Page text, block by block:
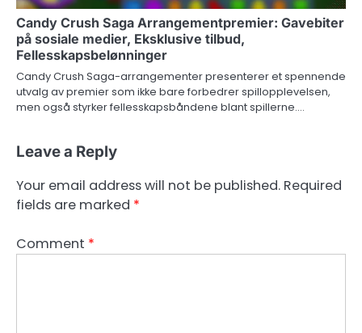
Candy Crush Saga Arrangementpremier: Gavebiter
på sosiale medier, Eksklusive tilbud,
Fellesskapsbelønninger
Candy Crush Saga-arrangementer presenterer et spennende
utvalg av premier som ikke bare forbedrer spillopplevelsen,
men også styrker fellesskapsbåndene blant spillerne.…
Leave a Reply
Your email address will not be published. Required
fields are marked *
Comment *